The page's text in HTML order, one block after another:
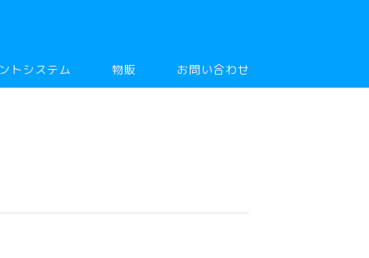
トシステム 物販 お問い合わせ